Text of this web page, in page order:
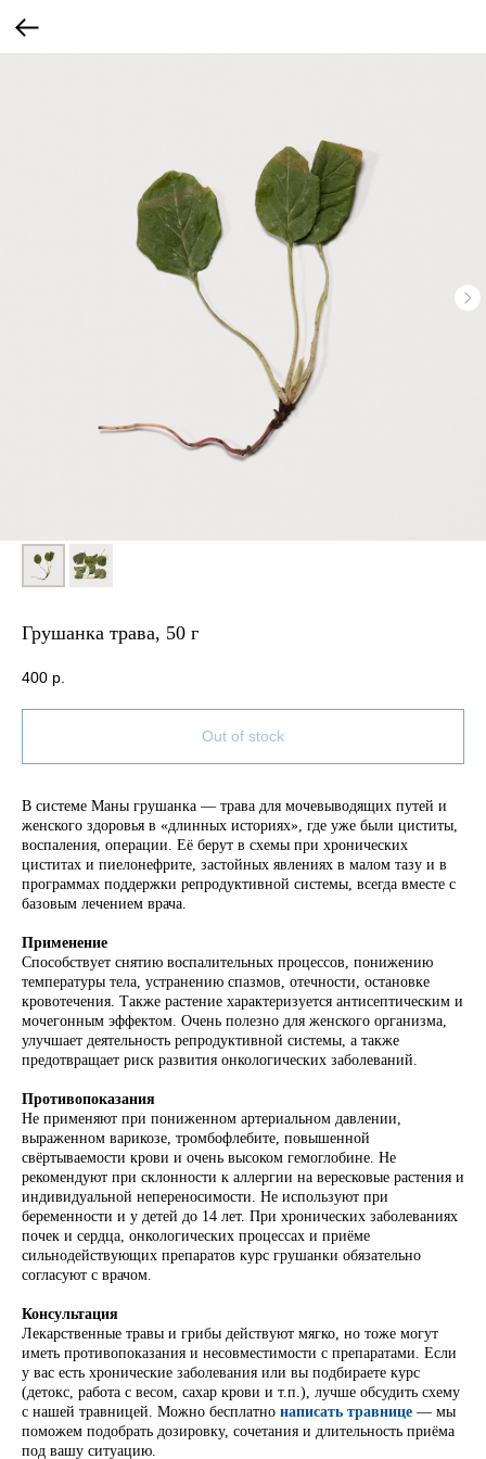
Грушанка трава, 50 г
400 р.
Out of stock
В системе Маны грушанка — травa для мочевыводящих путей и
женского здоровья в «длинных историях», где уже были циститы,
воспаления, операции. Её берут в схемы при хронических
циститах и пиелонефрите, застойных явлениях в малом тазу и в
программах поддержки репродуктивной системы, всегда вместе с
базовым лечением врача.​
Применение
Способствует снятию воспалительных процессов, понижению
температуры тела, устранению спазмов, отечности, остановке
кровотечения. Также растение характеризуется антисептическим и
мочегонным эффектом. Очень полезно для женского организма,
улучшает деятельность репродуктивной системы, а также
предотвращает риск развития онкологических заболеваний.
Противопоказания
Не применяют при пониженном артериальном давлении,
выраженном варикозе, тромбофлебите, повышенной
свёртываемости крови и очень высоком гемоглобине. Не
рекомендуют при склонности к аллергии на вересковые растения и
индивидуальной непереносимости. Не используют при
беременности и у детей до 14 лет. При хронических заболеваниях
почек и сердца, онкологических процессах и приёме
сильнодействующих препаратов курс грушанки обязательно
согласуют с врачом.
Консультация
Лекарственные травы и грибы действуют мягко, но тоже могут
иметь противопоказания и несовместимости с препаратами. Если
у вас есть хронические заболевания или вы подбираете курс
(детокс, работа с весом, сахар крови и т.п.), лучше обсудить схему
с нашей травницей. Можно бесплатно написать травнице — мы
поможем подобрать дозировку, сочетания и длительность приёма
под вашу ситуацию.